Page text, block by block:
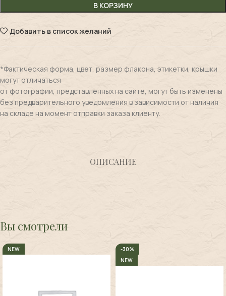
В КОРЗИНУ
Добавить в список желаний
*Фактическая форма, цвет, размер флакона, этикетки, крышки
могут отличаться
от фотографий, представленных на сайте, могут быть изменены
без предварительного уведомления в зависимости от наличия
на складе на момент отправки заказа клиенту.
ОПИСАНИЕ
Вы смотрели
NEW
-30%
NEW